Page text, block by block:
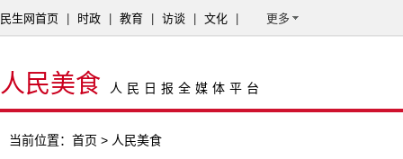
民生网首页 时政 教育 访谈 文化 更多
人民美食 人民日报全媒体平台
当前位置： 首页 > 人民美食